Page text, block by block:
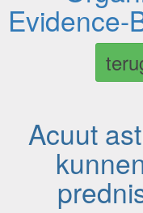
Evidence-
Acuut